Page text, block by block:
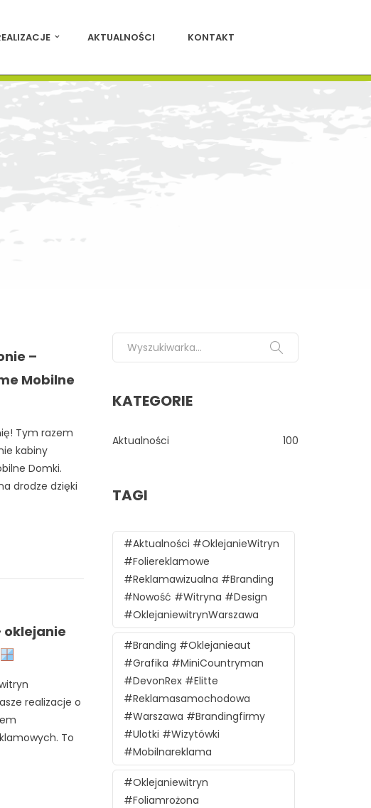
AKTUALNOŚCI KONTAKT
–
Mobilne
Tym razem
kabiny
Domki.
drodze dzięki
oklejanie
realizacje o
To
Search for:
KATEGORIE
Aktualności 100
TAGI
#aktualności #oklejanieWitryn
#foliereklamowe
#reklamawizualna #branding
#nowość #witryna #design
#oklejaniewitrynWarszawa
#branding #oklejanieaut
#grafika #MiniCountryman
#DevonRex #Elitte
#reklamasamochodowa
#Warszawa #brandingfirmy
#ulotki #wizytówki
#mobilnareklama
#oklejaniewitryn
#foliamrożona